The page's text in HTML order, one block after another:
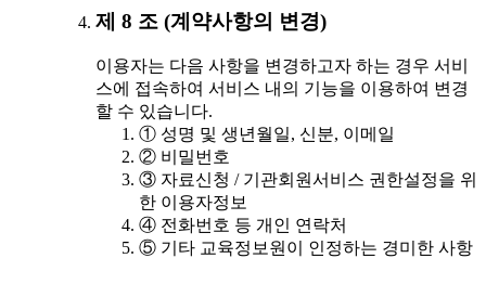
제 8 조 (계약사항의 변경)
이용자는 다음 사항을 변경하고자 하는 경우 서비
스에 접속하여 서비스 내의 기능을 이용하여 변경
할 수 있습니다.
① 성명 및 생년월일, 신분, 이메일
② 비밀번호
③ 자료신청 / 기관회원서비스 권한설정을 위
한 이용자정보
④ 전화번호 등 개인 연락처
⑤ 기타 교육정보원이 인정하는 경미한 사항